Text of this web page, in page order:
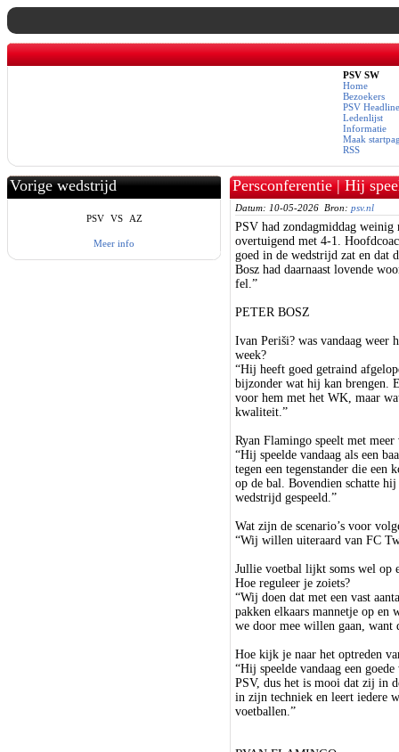
PSV SW
Home
Bezoekers
PSV
Ledenlijst
Informatie
Maak
RSS
Vorige wedstrijd
PSV VS AZ
Meer info
Persconferentie | Hij
Datum: 10-05-2026 Bron: psv.nl
PSV had zondagmiddag weinig
overtuigend met 4-1.
goed in de wedstrijd zat en dat
Bosz had daarnaast lovende
fel.”
PETER BOSZ
Ivan Periši? was vandaag weer
week?
“Hij heeft goed getraind
bijzonder wat hij kan brengen.
voor hem met het WK, maar
kwaliteit.”
Ryan Flamingo speelt met
“Hij speelde vandaag als een
tegen een tegenstander die
op de bal. Bovendien schatte
wedstrijd gespeeld.”
Wat zijn de scenario’s voor
“Wij willen uiteraard van FC
Jullie voetbal lijkt soms wel op
Hoe reguleer je zoiets?
“Wij doen dat met een vast
pakken elkaars mannetje op en
we door mee willen gaan, want
Hoe kijk je naar het optreden
“Hij speelde vandaag een
PSV, dus het is mooi dat zij in
in zijn techniek en leert iedere
voetballen.”